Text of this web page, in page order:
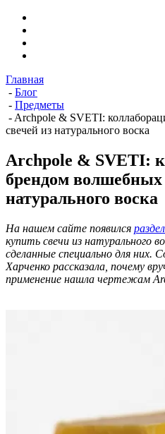
Главная
- Блог
- Предметы
- Archpole & SVETI:
свечей из натурального воска
Archpole & SVETI:
брендом волшебных
натурального воска
На нашем сайте появился
купить свечи из натурального
сделанные специально для них.
Харченко рассказала, почему
применение нашла чертежам